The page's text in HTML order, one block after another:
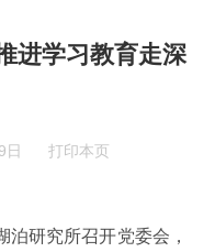
进学习教育走深
日 打印本页
研究所召开党委会，